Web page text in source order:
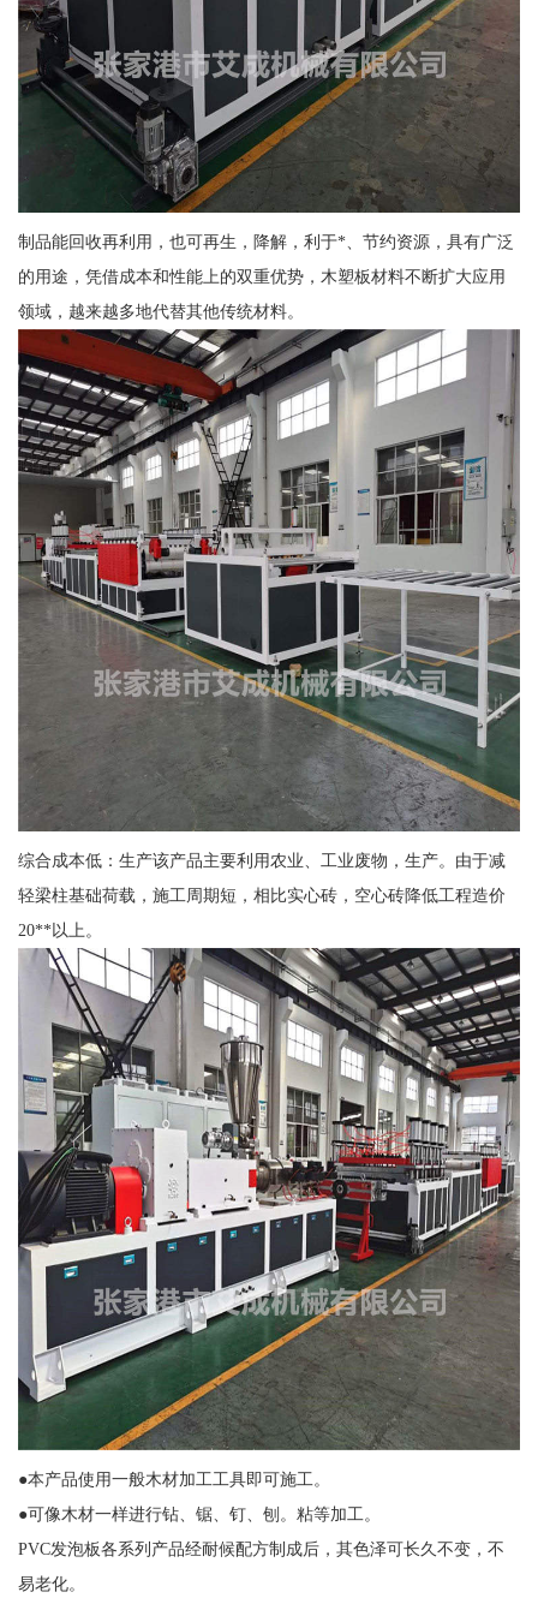
制品能回收再利用，也可再生，降解，利于*、节约资源，具有广泛
的用途，凭借成本和性能上的双重优势，木塑板材料不断扩大应用
领域，越来越多地代替其他传统材料。
综合成本低：生产该产品主要利用农业、工业废物，生产。由于减
轻梁柱基础荷载，施工周期短，相比实心砖，空心砖降低工程造价
20**以上。
●本产品使用一般木材加工工具即可施工。
●可像木材一样进行钻、锯、钉、刨。粘等加工。
PVC发泡板各系列产品经耐候配方制成后，其色泽可长久不变，不
易老化。